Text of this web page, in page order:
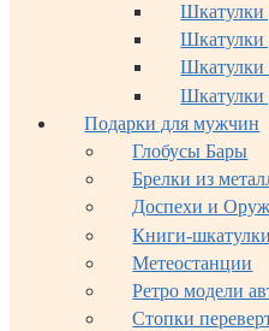
Шкатулки
Шкатулки
Шкатулки
Шкатулки
Подарки для мужчин
Глобусы Бары
Брелки из
Доспехи и
Книги-шкатулки
Метеостанции
Ретро модели
Стопки